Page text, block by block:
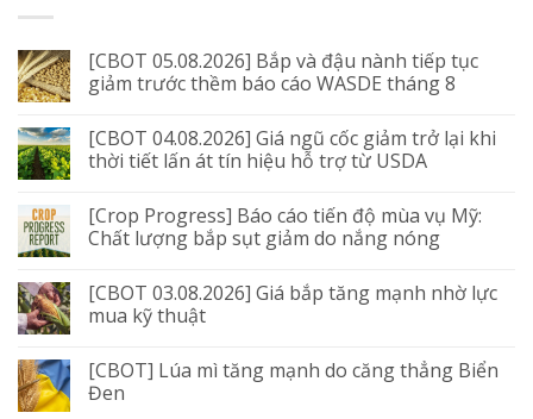
[CBOT 05.08.2026] Bắp và đậu nành tiếp tục
giảm trước thềm báo cáo WASDE tháng 8
[CBOT 04.08.2026] Giá ngũ cốc giảm trở lại khi
thời tiết lấn át tín hiệu hỗ trợ từ USDA
[Crop Progress] Báo cáo tiến độ mùa vụ Mỹ:
Chất lượng bắp sụt giảm do nắng nóng
[CBOT 03.08.2026] Giá bắp tăng mạnh nhờ lực
mua kỹ thuật
[CBOT] Lúa mì tăng mạnh do căng thẳng Biển
Đen